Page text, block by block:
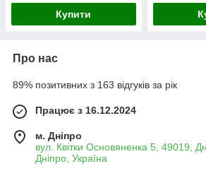
Купити
Про нас
89% позитивних з 163 відгуків за рік
Працює з 16.12.2024
м. Дніпро
вул. Квітки Основяненка 5, 49019,
Дніпро, Україна